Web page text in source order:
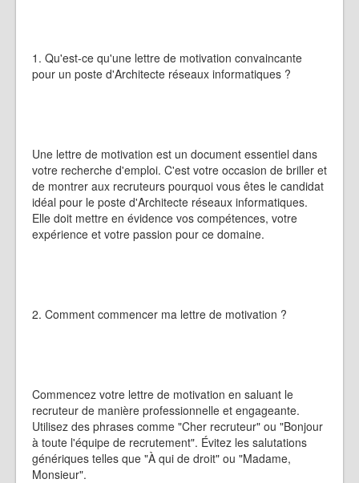
1. Qu'est-ce qu'une lettre de motivation convaincante
pour un poste d'Architecte réseaux informatiques ?
Une lettre de motivation est un document essentiel dans
votre recherche d'emploi. C'est votre occasion de briller et
de montrer aux recruteurs pourquoi vous êtes le candidat
idéal pour le poste d'Architecte réseaux informatiques.
Elle doit mettre en évidence vos compétences, votre
expérience et votre passion pour ce domaine.
2. Comment commencer ma lettre de motivation ?
Commencez votre lettre de motivation en saluant le
recruteur de manière professionnelle et engageante.
Utilisez des phrases comme "Cher recruteur" ou "Bonjour
à toute l'équipe de recrutement". Évitez les salutations
génériques telles que "À qui de droit" ou "Madame,
Monsieur".